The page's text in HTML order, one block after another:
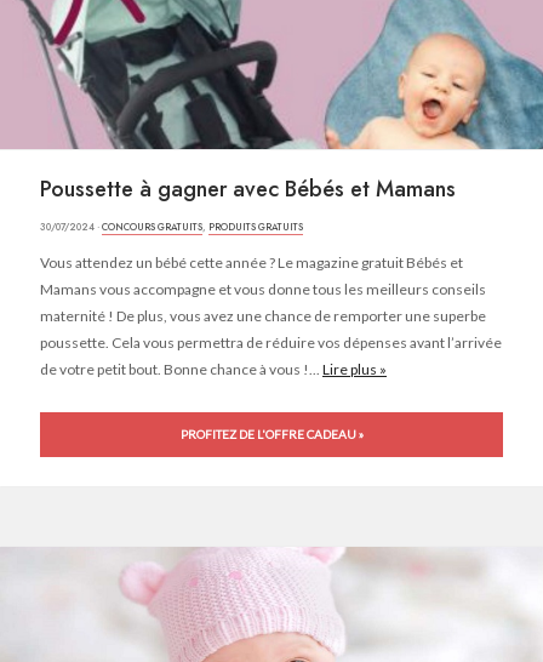
Poussette à gagner avec Bébés et Mamans
30/07/2024 ·CONCOURS GRATUITS, PRODUITS GRATUITS
Vous attendez un bébé cette année ? Le magazine gratuit Bébés et
Mamans vous accompagne et vous donne tous les meilleurs conseils
maternité ! De plus, vous avez une chance de remporter une superbe
poussette. Cela vous permettra de réduire vos dépenses avant l’arrivée
de votre petit bout. Bonne chance à vous !... Lire plus »
PROFITEZ DE L'OFFRE CADEAU »